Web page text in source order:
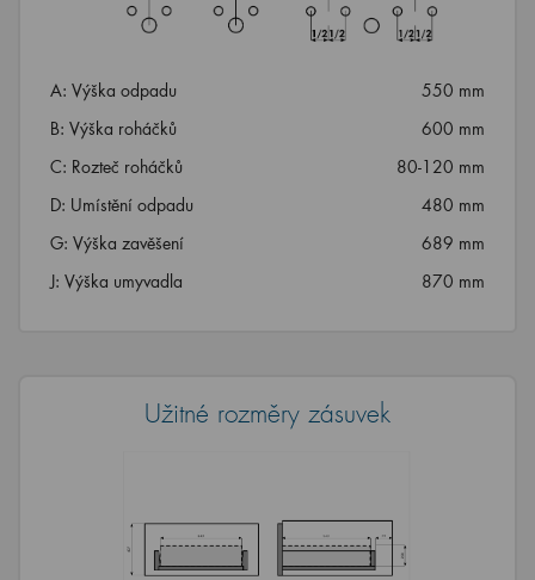
A: Výška odpadu
550 mm
B: Výška roháčků
600 mm
C: Rozteč roháčků
80-120 mm
D: Umístění odpadu
480 mm
G: Výška zavěšení
689 mm
J: Výška umyvadla
870 mm
Užitné rozměry zásuvek